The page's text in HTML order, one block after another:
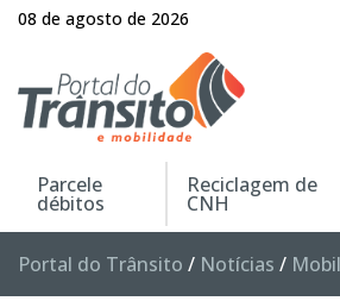
08 de agosto de 2026
Parcele
débitos
Reciclagem de
CNH
Portal do Trânsito / Notícias /